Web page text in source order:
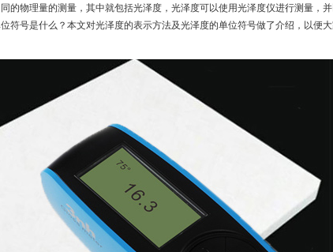
的物理量的测量，其中就包括光泽度，光泽度可以使用光泽度仪进行测量，
符号是什么？本文对光泽度的表示方法及光泽度的单位符号做了介绍，以便